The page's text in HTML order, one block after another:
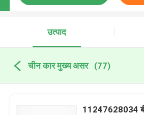
उत्पाद
चीन कार मुख्य असर (77)
11247628034